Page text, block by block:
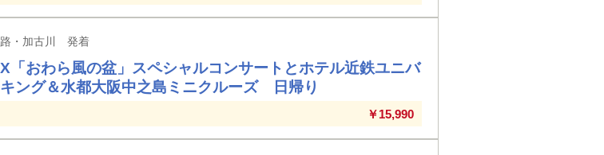
・加古川 発着
「おわら風の盆」スペシャルコンサートとホテル近鉄ユニバ
ング＆水都大阪中之島ミニクルーズ 日帰り
￥15,990